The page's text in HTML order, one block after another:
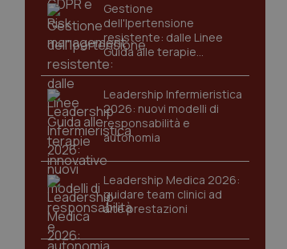
Gestione
dell'Ipertensione
resistente: dalle Linee
Guida alle terapie
innovative
Leadership Infermieristica
2026: nuovi modelli di
responsabilità e
autonomia
Leadership Medica 2026:
guidare team clinici ad
alte prestazioni